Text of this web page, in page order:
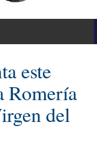
este
Romería
del